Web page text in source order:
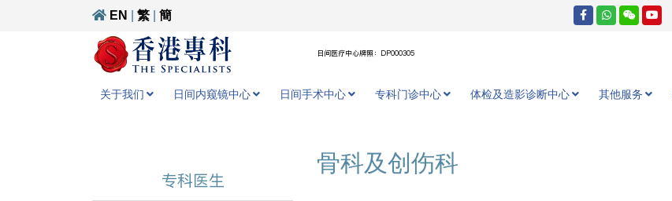
EN 繁 簡
日间医疗中心牌照：DP000305
关于我们 日间内窥镜中心 日间手术中心 专科门诊中心 体检及造影诊断中心 其他服务
专科医生
骨科及创伤科